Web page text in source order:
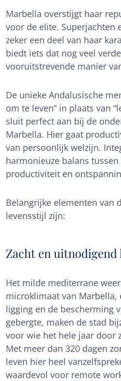
Marbella overstijgt haar
voor de elite. Superjachten
zeker een deel van haar
biedt iets dat nog veel
vooruitstrevende manier
De unieke Andalusische
om te leven” in plaats van
sluit perfect aan bij de
Marbella. Hier gaat
van persoonlijk welzijn.
harmonieuze balans
productiviteit en
Belangrijke elementen van
levensstijl zijn:
Zacht en uitnodigend
Het milde mediterrane
microklimaat van Marbella,
ligging en de bescherming
gebergte, maken de stad
voor wie het hele jaar door
Met meer dan 320 dagen
leven hier heel
waardevol voor remote